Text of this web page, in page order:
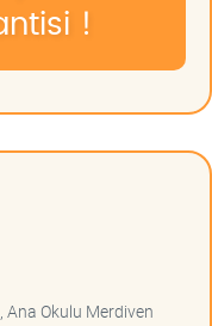
!
Ana Okulu Merdiven